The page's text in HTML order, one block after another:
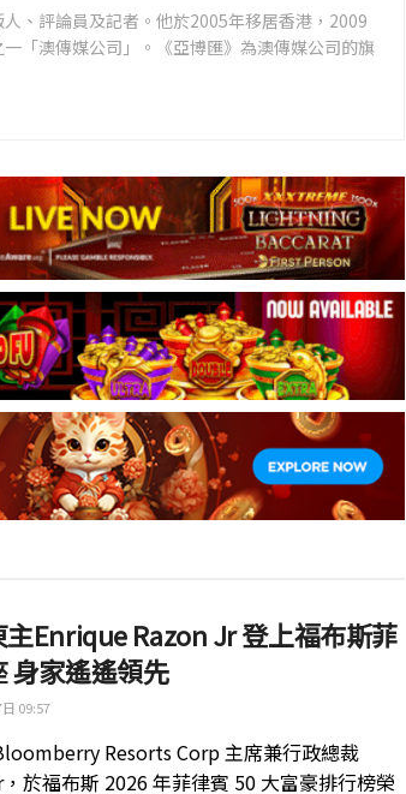
、評論員及記者。他於2005年移居香港，2009
「澳傳媒公司」。《亞博匯》為澳傳媒公司的旗
Enrique Razon Jr 登上福布斯菲
身家遙遙領先
09:57
Resorts Corp 主席兼行政總裁
於福布斯 2026 年菲律賓 50 大富豪排行榜榮